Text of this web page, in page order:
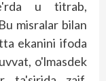
u titrab,
misralar bilan
ekanini ifoda
o'lmasdek